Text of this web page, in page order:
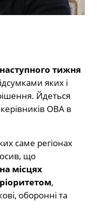
наступного тижня
яких і
Йдеться
ОВА в
саме регіонах
що
місцях
,
оборонні та